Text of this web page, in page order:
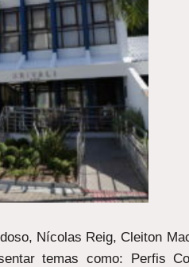
Nícolas Reig, Cleiton
temas como: Perfis